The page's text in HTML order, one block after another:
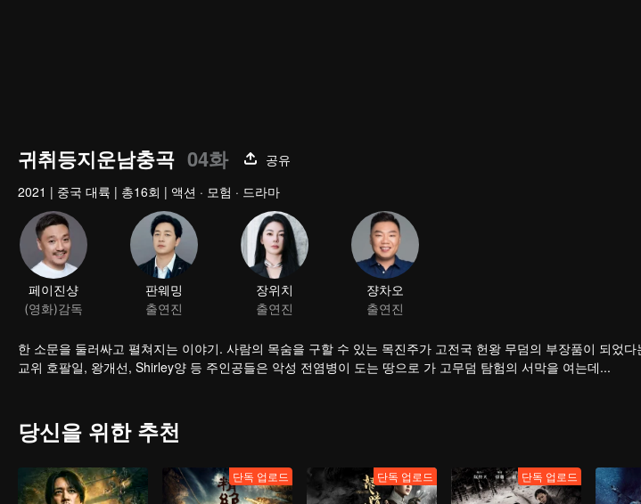
귀취등지운남충곡 04화
공유
2021 | 중국 대륙 | 총16회 | 액션 · 모험 · 드라마
페이진샹
(영화)감독
판웨밍
출연진
장위치
출연진
쟝차오
출연진
한 소문을 둘러싸고 펼쳐지는 이야기. 사람의 목숨을 구할 수 있는 목진주가 고전국 헌왕 무덤의 부장품이 되었
교위 호팔일, 왕개선, Shirley양 등 주인공들은 악성 전염병이 도는 땅으로 가 고무덤 탐험의 서막을 여는데...
당신을 위한 추천
단독 업로드 단독 업로드 단독 업로드